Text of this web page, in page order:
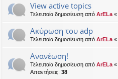
View active topics
Τελευταία δημοσίευση από ArELa «
Ακύρωση του adp
Τελευταία δημοσίευση από ArELa «
Ανανέωση!
Τελευταία δημοσίευση από ArELa «
Απαντήσεις: 38